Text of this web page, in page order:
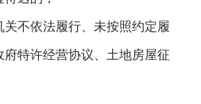
关不依法履行、未按照约定履
特许经营协议、土地房屋征